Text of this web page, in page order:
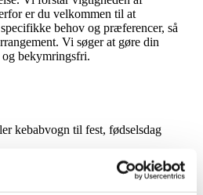
er du velkommen til at
behov og præferencer, så
Vi søger at gøre din
bekymringsfri.